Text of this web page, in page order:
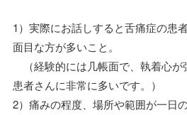
1）実際にお話しすると舌痛症の患
面目な方が多いこと。
（経験的には几帳面で、執着心が
患者さんに非常に多いです。）
2）痛みの程度、場所や範囲が一日